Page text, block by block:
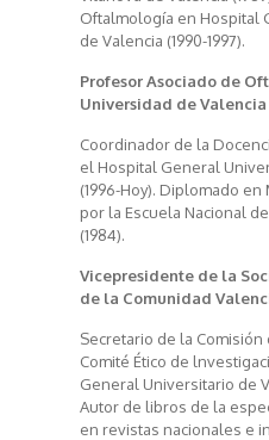
Oftalmología en Hospital
de Valencia (1990-1997).
Profesor Asociado de
Universidad de Valencia
Coordinador de la
el Hospital General
(1996-Hoy). Diplomado
por la Escuela Nacional
(1984).
Vicepresidente de la
de la Comunidad
Secretario de la Comisión
Comité Ético de
General Universitario de
Autor de libros de la
en revistas nacionales e